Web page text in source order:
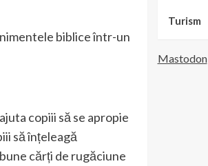
biblice într-un
copiii să se apropie
să înțeleagă
cărți de rugăciune
Turism
Mastodon